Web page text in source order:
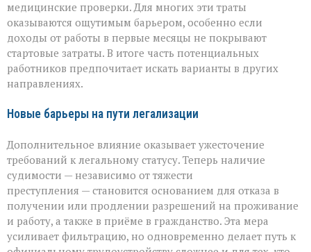
медицинские проверки. Для многих эти траты
оказываются ощутимым барьером, особенно если
доходы от работы в первые месяцы не покрывают
стартовые затраты. В итоге часть потенциальных
работников предпочитает искать варианты в других
направлениях.
Новые барьеры на пути легализации
Дополнительное влияние оказывает ужесточение
требований к легальному статусу. Теперь наличие
судимости — независимо от тяжести
преступления — становится основанием для отказа в
получении или продлении разрешений на проживание
и работу, а также в приёме в гражданство. Эта мера
усиливает фильтрацию, но одновременно делает путь к